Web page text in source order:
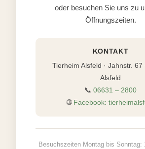
oder besuchen Sie uns zu
Öffnungszeiten.
KONTAKT
Tierheim Alsfeld · Jahnstr. 67
Alsfeld
📞 06631 – 2800
🌐 Facebook:
Besuchszeiten Montag bis Sonntag: